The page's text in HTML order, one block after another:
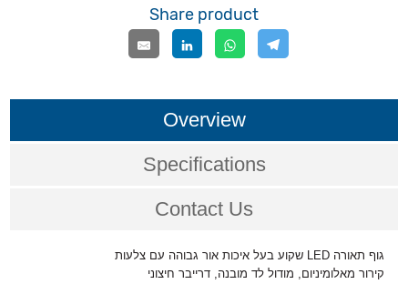
Share product
Overview
Specifications
Contact Us
גוף תאורהLED שקוע בעל איכות אור גבוהה עם צלעות
קירור מאלומיניום, מודול לד מובנה, דרייבר חיצוני